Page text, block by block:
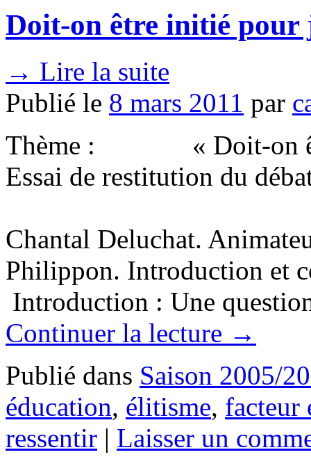
Doit-on être initié pour
→ Lire la suite
Publié le 8 mars 2011 par
Thème : « Doit-on être
Essai de restitution du
Chantal Deluchat.
Philippon. Introduction et
Introduction : Une
Continuer la lecture →
Publié dans Saison 2005/
éducation, élitisme, facteur
ressentir | Laisser un